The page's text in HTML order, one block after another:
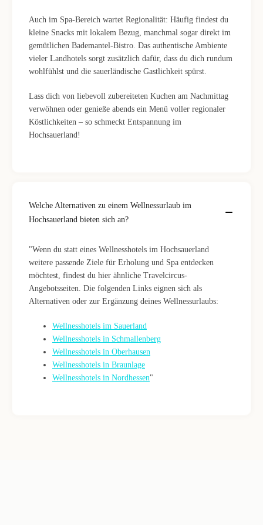
Auch im Spa-Bereich wartet Regionalität: Häufig findest du
kleine Snacks mit lokalem Bezug, manchmal sogar direkt im
gemütlichen Bademantel-Bistro. Das authentische Ambiente
vieler Landhotels sorgt zusätzlich dafür, dass du dich rundum
wohlfühlst und die sauerländische Gastlichkeit spürst.
Lass dich von liebevoll zubereiteten Kuchen am Nachmittag
verwöhnen oder genieße abends ein Menü voller regionaler
Köstlichkeiten – so schmeckt Entspannung im
Hochsauerland!
Welche Alternativen zu einem Wellnessurlaub im
Hochsauerland bieten sich an?
"Wenn du statt eines Wellnesshotels im Hochsauerland
weitere passende Ziele für Erholung und Spa entdecken
möchtest, findest du hier ähnliche Travelcircus-
Angebotsseiten. Die folgenden Links eignen sich als
Alternativen oder zur Ergänzung deines Wellnessurlaubs:
Wellnesshotels im Sauerland
Wellnesshotels in Schmallenberg
Wellnesshotels in Oberhausen
Wellnesshotels in Braunlage
Wellnesshotels in Nordhessen"